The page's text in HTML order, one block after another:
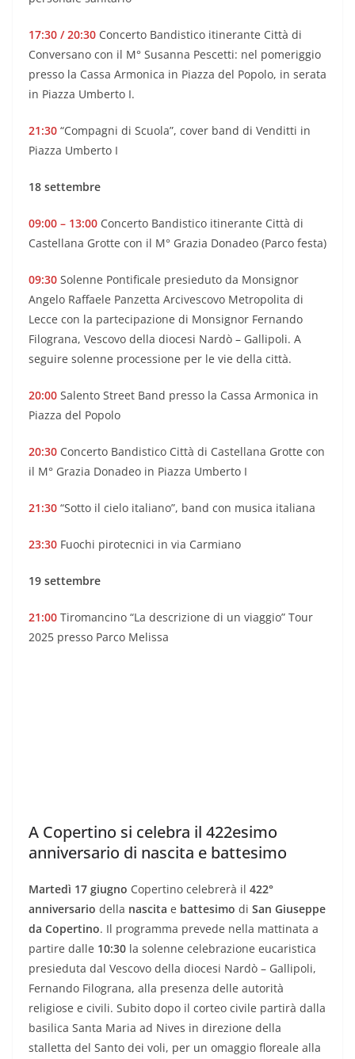
17:30 / 20:30 Concerto Bandistico itinerante Città di
Conversano con il M° Susanna Pescetti: nel pomeriggio
presso la Cassa Armonica in Piazza del Popolo, in serata
in Piazza Umberto I.
21:30 “Compagni di Scuola”, cover band di Venditti in
Piazza Umberto I
18 settembre
09:00 – 13:00 Concerto Bandistico itinerante Città di
Castellana Grotte con il M° Grazia Donadeo (Parco festa)
09:30 Solenne Pontificale presieduto da Monsignor
Angelo Raffaele Panzetta Arcivescovo Metropolita di
Lecce con la partecipazione di Monsignor Fernando
Filograna, Vescovo della diocesi Nardò – Gallipoli. A
seguire solenne processione per le vie della città.
20:00 Salento Street Band presso la Cassa Armonica in
Piazza del Popolo
20:30 Concerto Bandistico Città di Castellana Grotte con
il M° Grazia Donadeo in Piazza Umberto I
21:30 “Sotto il cielo italiano”, band con musica italiana
23:30 Fuochi pirotecnici in via Carmiano
19 settembre
21:00 Tiromancino “La descrizione di un viaggio” Tour
2025 presso Parco Melissa
A Copertino si celebra il 422esimo
anniversario di nascita e battesimo
Martedì 17 giugno Copertino celebrerà il 422°
anniversario della nascita e battesimo di San Giuseppe
da Copertino. Il programma prevede nella mattinata a
partire dalle 10:30 la solenne celebrazione eucaristica
presieduta dal Vescovo della diocesi Nardò – Gallipoli,
Fernando Filograna, alla presenza delle autorità
religiose e civili. Subito dopo il corteo civile partirà dalla
basilica Santa Maria ad Nives in direzione della
stalletta del Santo dei voli, per un omaggio floreale alla